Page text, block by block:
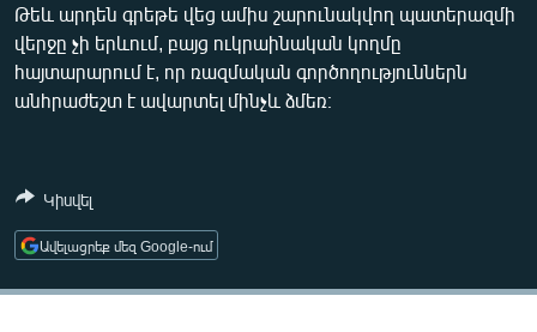
ՏՏ ԵՒ ԻՆՏԵՐՆԵՏ
ԿՈՐՈՆԱՎԻՐՈՒՍ
ԲԱՆԱՎԵՃ
ՁԳՏԵԼՈՎ ԼԱՎԱԳՈՒՅՆԻՆ
ՓՈԴՔԱՍԹ
Auto 240p 360p
480p
Թեև արդեն գրեթե վեց ամիս շարունակվող պատերազմի
վերջը չի երևում, բայց ուկրաինական կողմը
հայտարարում է, որ ռազմական գործողություններն
անհրաժեշտ է ավարտել մինչև ձմեռ։
Կիսվել
Ավելացրեք մեզ Google-ում